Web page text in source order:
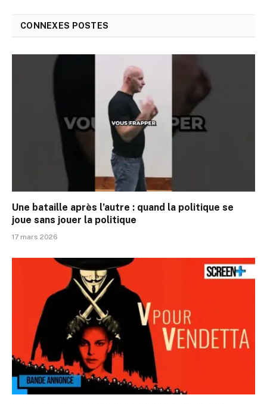
CONNEXES POSTES
Une bataille après l’autre : quand la politique se
joue sans jouer la politique
17 mars 2026